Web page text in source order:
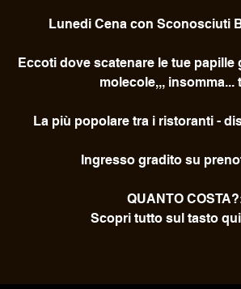
Lunedi Cena con Sconosciuti
Eccoti dove scatenare le tue papille
molecole,,, insomma...
La più popolare tra i ristoranti -
Ingresso gradito su
QUANTO
Scopri tutto sul tasto